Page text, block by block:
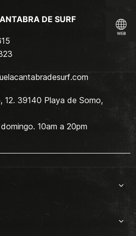
DE SURF
12. 39140 Playa de Somo,
10am a 20pm